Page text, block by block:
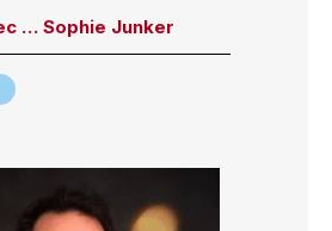
… Sophie Junker